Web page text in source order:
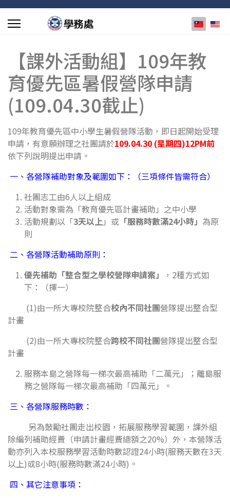
選擇你的
【課外活動組】109年教
育優先區暑假營隊申請
(109.04.30截止)
109年教育優先區中小學生暑假營隊活動，即日起開始受理
申請，有意願辦理之社團請於109.04.30 (星期四)12PM前
依下列說明提出申請。
一、各營隊補助對象及範圍如下：（三項條件皆需符合）
社團志工由6人以上組成
活動對象需為「教育優先區計畫補助」之中小學
活動規劃以「3天以上」或 「服務時數滿24小時」 為原
則
二、 各營隊活動補助原則：
優先補助「整合型之學校營隊申請案」
，2種方式如
下：（擇一）
(1)由一所大專校院整合校內不同社團營隊提出整合型
計畫
(2)由一所大專校院整合跨校不同社團營隊提出整合型
計畫
服務本島之營隊每一梯次最高補助「二萬元」；離島服
務之營隊每一梯次最高補助「四萬元」。
三、 各營隊服務時數：
另為鼓勵社團走出校園，拓展服務學習範圍，課外組
除編列補助經費（申請計畫經費總額之20%）外，本營隊活
動亦列入本校服務學習活動時數認證24小時(服務天數在3天
以上)或8小時(服務時數滿24小時)。
四、 其它注意事項：